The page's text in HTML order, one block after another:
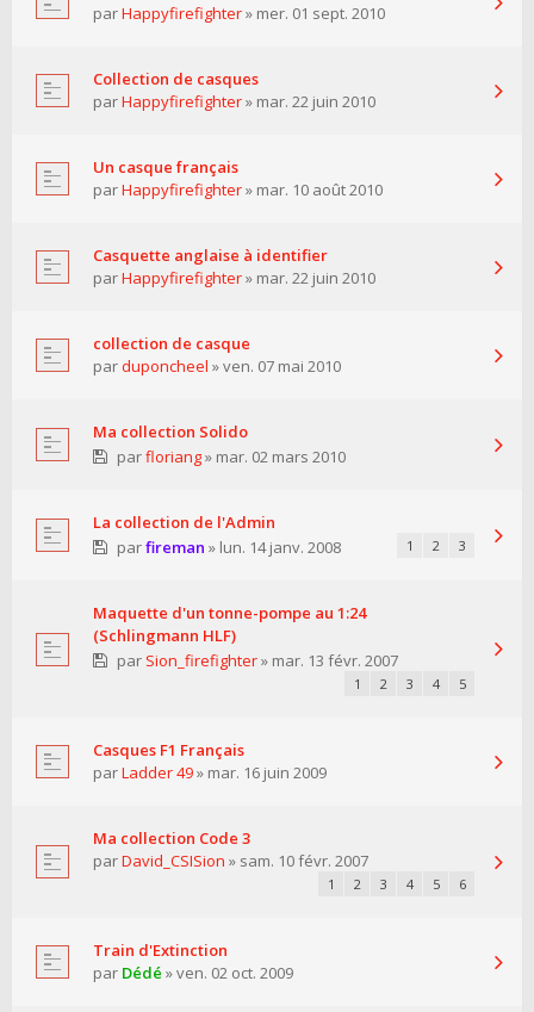
parHappyfirefighter» mer. 01 sept. 2010
Collection de casques
parHappyfirefighter» mar. 22 juin 2010
Un casque français
parHappyfirefighter» mar. 10 août 2010
Casquette anglaise à identifier
parHappyfirefighter» mar. 22 juin 2010
collection de casque
parduponcheel » ven. 07 mai 2010
Ma collection Solido
parfloriang» mar. 02 mars 2010
La collection de l'Admin
parfireman » lun. 14 janv. 2008 1 2 3
Maquette d'un tonne-pompe au 1:24
(Schlingmann HLF)
par Sion_firefighter» mar. 13 févr. 2007
1 2 3 4 5
Casques F1 Français
parLadder 49» mar. 16 juin 2009
Ma collection Code 3
parDavid_CSISion » sam. 10 févr. 2007
1 2 3 4 5 6
Train d'Extinction
par Dédé » ven. 02 oct. 2009